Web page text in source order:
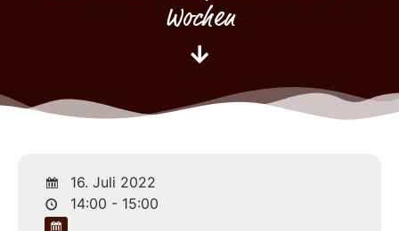
Wochen
16. Juli 2022
14:00 - 15:00